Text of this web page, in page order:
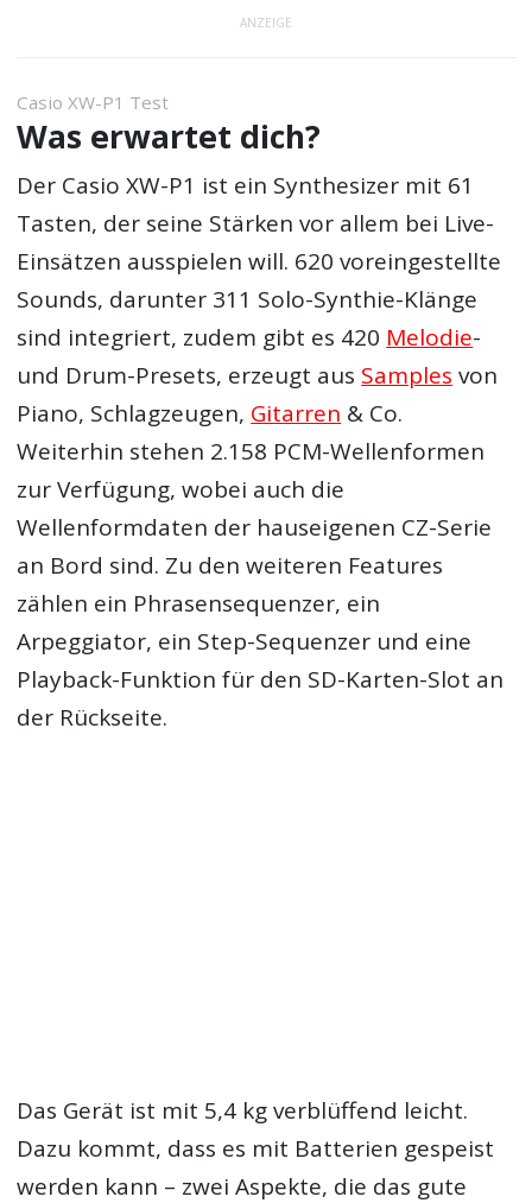
ANZEIGE
Casio XW-P1 Test
Was erwartet dich?
Der Casio XW-P1 ist ein Synthesizer mit 61
Tasten, der seine Stärken vor allem bei Live-
Einsätzen ausspielen will. 620 voreingestellte
Sounds, darunter 311 Solo-Synthie-Klänge
sind integriert, zudem gibt es 420 Melodie-
und Drum-Presets, erzeugt aus Samples von
Piano, Schlagzeugen, Gitarren & Co.
Weiterhin stehen 2.158 PCM-Wellenformen
zur Verfügung, wobei auch die
Wellenformdaten der hauseigenen CZ-Serie
an Bord sind. Zu den weiteren Features
zählen ein Phrasensequenzer, ein
Arpeggiator, ein Step-Sequenzer und eine
Playback-Funktion für den SD-Karten-Slot an
der Rückseite.
Das Gerät ist mit 5,4 kg verblüffend leicht.
Dazu kommt, dass es mit Batterien gespeist
werden kann – zwei Aspekte, die das gute